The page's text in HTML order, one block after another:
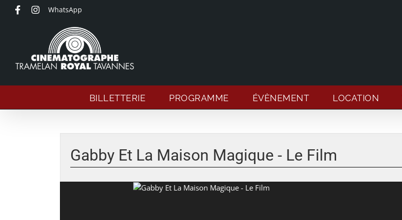
Passer
WhatsApp
BILLETTERIE PROGRAMME ÉVÈNEMENT LOCATION
l'image
agrandie
Gabby Et La Maison Magique - Le Film